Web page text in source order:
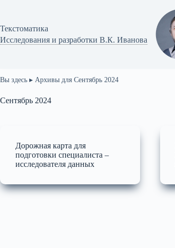
Текстоматикa
Исследования и разработки В.К. Иванова
Вы здесь ▸ Архивы для Сентябрь 2024
Сентябрь 2024
Дорожная карта для
подготовки специалиста –
исследователя данных